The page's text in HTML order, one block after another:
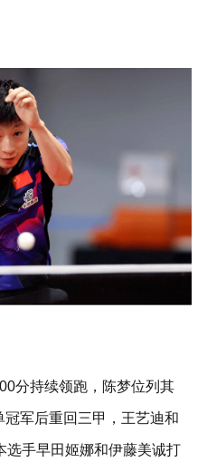
分持续领跑，陈梦位列其
冠军后重回三甲，王艺迪和
选手早田姬娜和伊藤美诚打